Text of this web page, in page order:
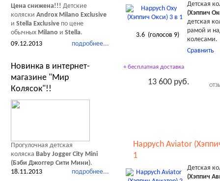
3.6 (голосов 9)
Детская
(Хэппич
детская
рамой и
колесами.
Сравнить
+ бесплатная доставка
13 600 руб.
Happych Aviator
1
Детская
(Хэппич
Цена снижена!!! Детские
коляски Androx Milano Exclusive
и Stella Exclusive по цене
обычных Milano и Stella.
подробнее...
09.12.2013
Новинка в интернет-
магазине "Мир
Колясок"!!
Прогулочная детская
коляска Baby Jogger City Mini
(Бэби Джоггер Сити Мини).
подробнее...
18.11.2013